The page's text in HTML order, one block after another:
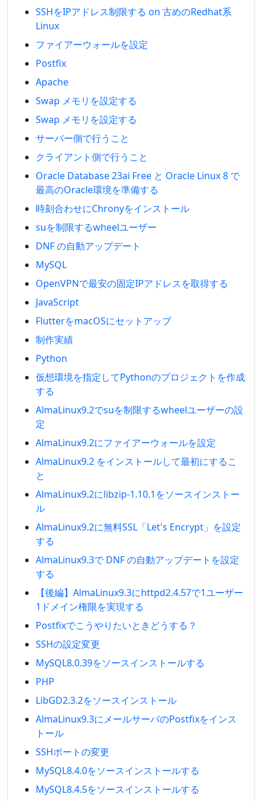
SSHをIPアドレス制限する on 古めのRedhat系
Linux
ファイアーウォールを設定
Postfix
Apache
Swap メモリを設定する
Swap メモリを設定する
サーバー側で行うこと
クライアント側で行うこと
Oracle Database 23ai Free と Oracle Linux 8 で
最高のOracle環境を準備する
時刻合わせにChronyをインストール
suを制限するwheelユーザー
DNF の自動アップデート
MySQL
OpenVPNで最安の固定IPアドレスを取得する
JavaScript
FlutterをmacOSにセットアップ
制作実績
Python
仮想環境を指定してPythonのプロジェクトを作成
する
AlmaLinux9.2でsuを制限するwheelユーザーの設
定
AlmaLinux9.2にファイアーウォールを設定
AlmaLinux9.2 をインストールして最初にするこ
と
AlmaLinux9.2にlibzip-1.10.1をソースインストー
ル
AlmaLinux9.2に無料SSL「Let's Encrypt」を設定
する
AlmaLinux9.3で DNF の自動アップデートを設定
する
【後編】AlmaLinux9.3にhttpd2.4.57で1ユーザー
1ドメイン権限を実現する
Postfixでこうやりたいときどうする？
SSHの設定変更
MySQL8.0.39をソースインストールする
PHP
LibGD2.3.2をソースインストール
AlmaLinux9.3にメールサーバのPostfixをインス
トール
SSHポートの変更
MySQL8.4.0をソースインストールする
MySQL8.4.5をソースインストールする